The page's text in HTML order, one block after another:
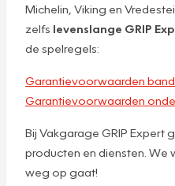
Michelin, Viking en
zelfs levenslange GRIP
de spelregels:
Garantievoorwaarden
Garantievoorwaarden
Bij Vakgarage GRIP Expert
producten en diensten. We
weg op gaat!